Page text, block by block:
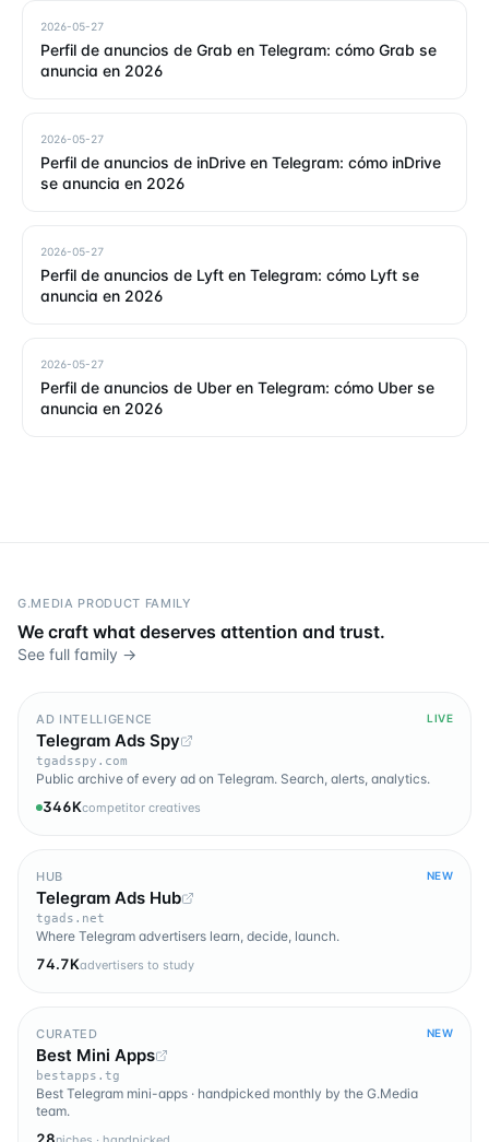
2026-05-27
Perfil de anuncios de Grab en Telegram: cómo Grab se
anuncia en 2026
2026-05-27
Perfil de anuncios de inDrive en Telegram: cómo inDrive
se anuncia en 2026
2026-05-27
Perfil de anuncios de Lyft en Telegram: cómo Lyft se
anuncia en 2026
2026-05-27
Perfil de anuncios de Uber en Telegram: cómo Uber se
anuncia en 2026
G.MEDIA PRODUCT FAMILY
We craft what deserves attention and trust.
See full family →
AD INTELLIGENCE LIVE
Telegram Ads Spy
tgadsspy.com
Public archive of every ad on Telegram. Search, alerts, analytics.
346Kcompetitor creatives
HUB NEW
Telegram Ads Hub
tgads.net
Where Telegram advertisers learn, decide, launch.
74.7Kadvertisers to study
CURATED NEW
Best Mini Apps
bestapps.tg
Best Telegram mini-apps · handpicked monthly by the G.Media
team.